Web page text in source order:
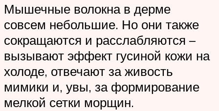
Мышечные волокна в дерме
совсем небольшие. Но они также
сокращаются и расслабляются –
вызывают эффект гусиной кожи на
холоде, отвечают за живость
мимики и, увы, за формирование
мелкой сетки морщин.